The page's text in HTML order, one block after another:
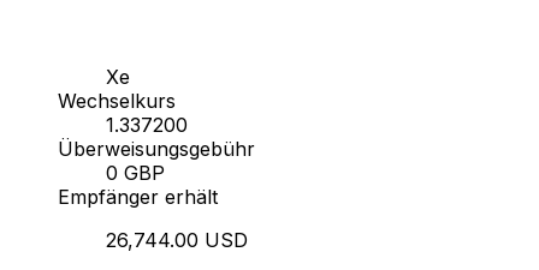
Xe
Wechselkurs
1.337200
Überweisungsgebühr
0 GBP
Empfänger erhält
26,744.00 USD